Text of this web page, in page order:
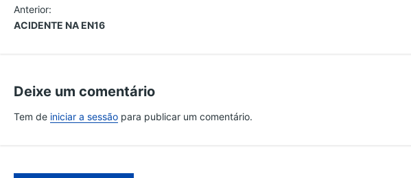
N
e
a
Anterior:
ACIDENTE NA EN16
Deixe um comentário
Tem de iniciar a sessão para publicar um comentário.